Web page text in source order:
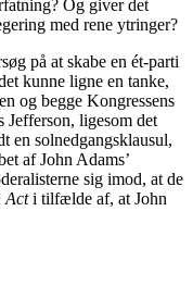
Og giver det
med rene ytringer?
på at skabe en ét-parti
kunne ligne en tanke,
og begge Kongressens
ligesom det
en solnedgangsklausul,
af John Adams’
sig imod, at de
Acti tilfælde af, at John